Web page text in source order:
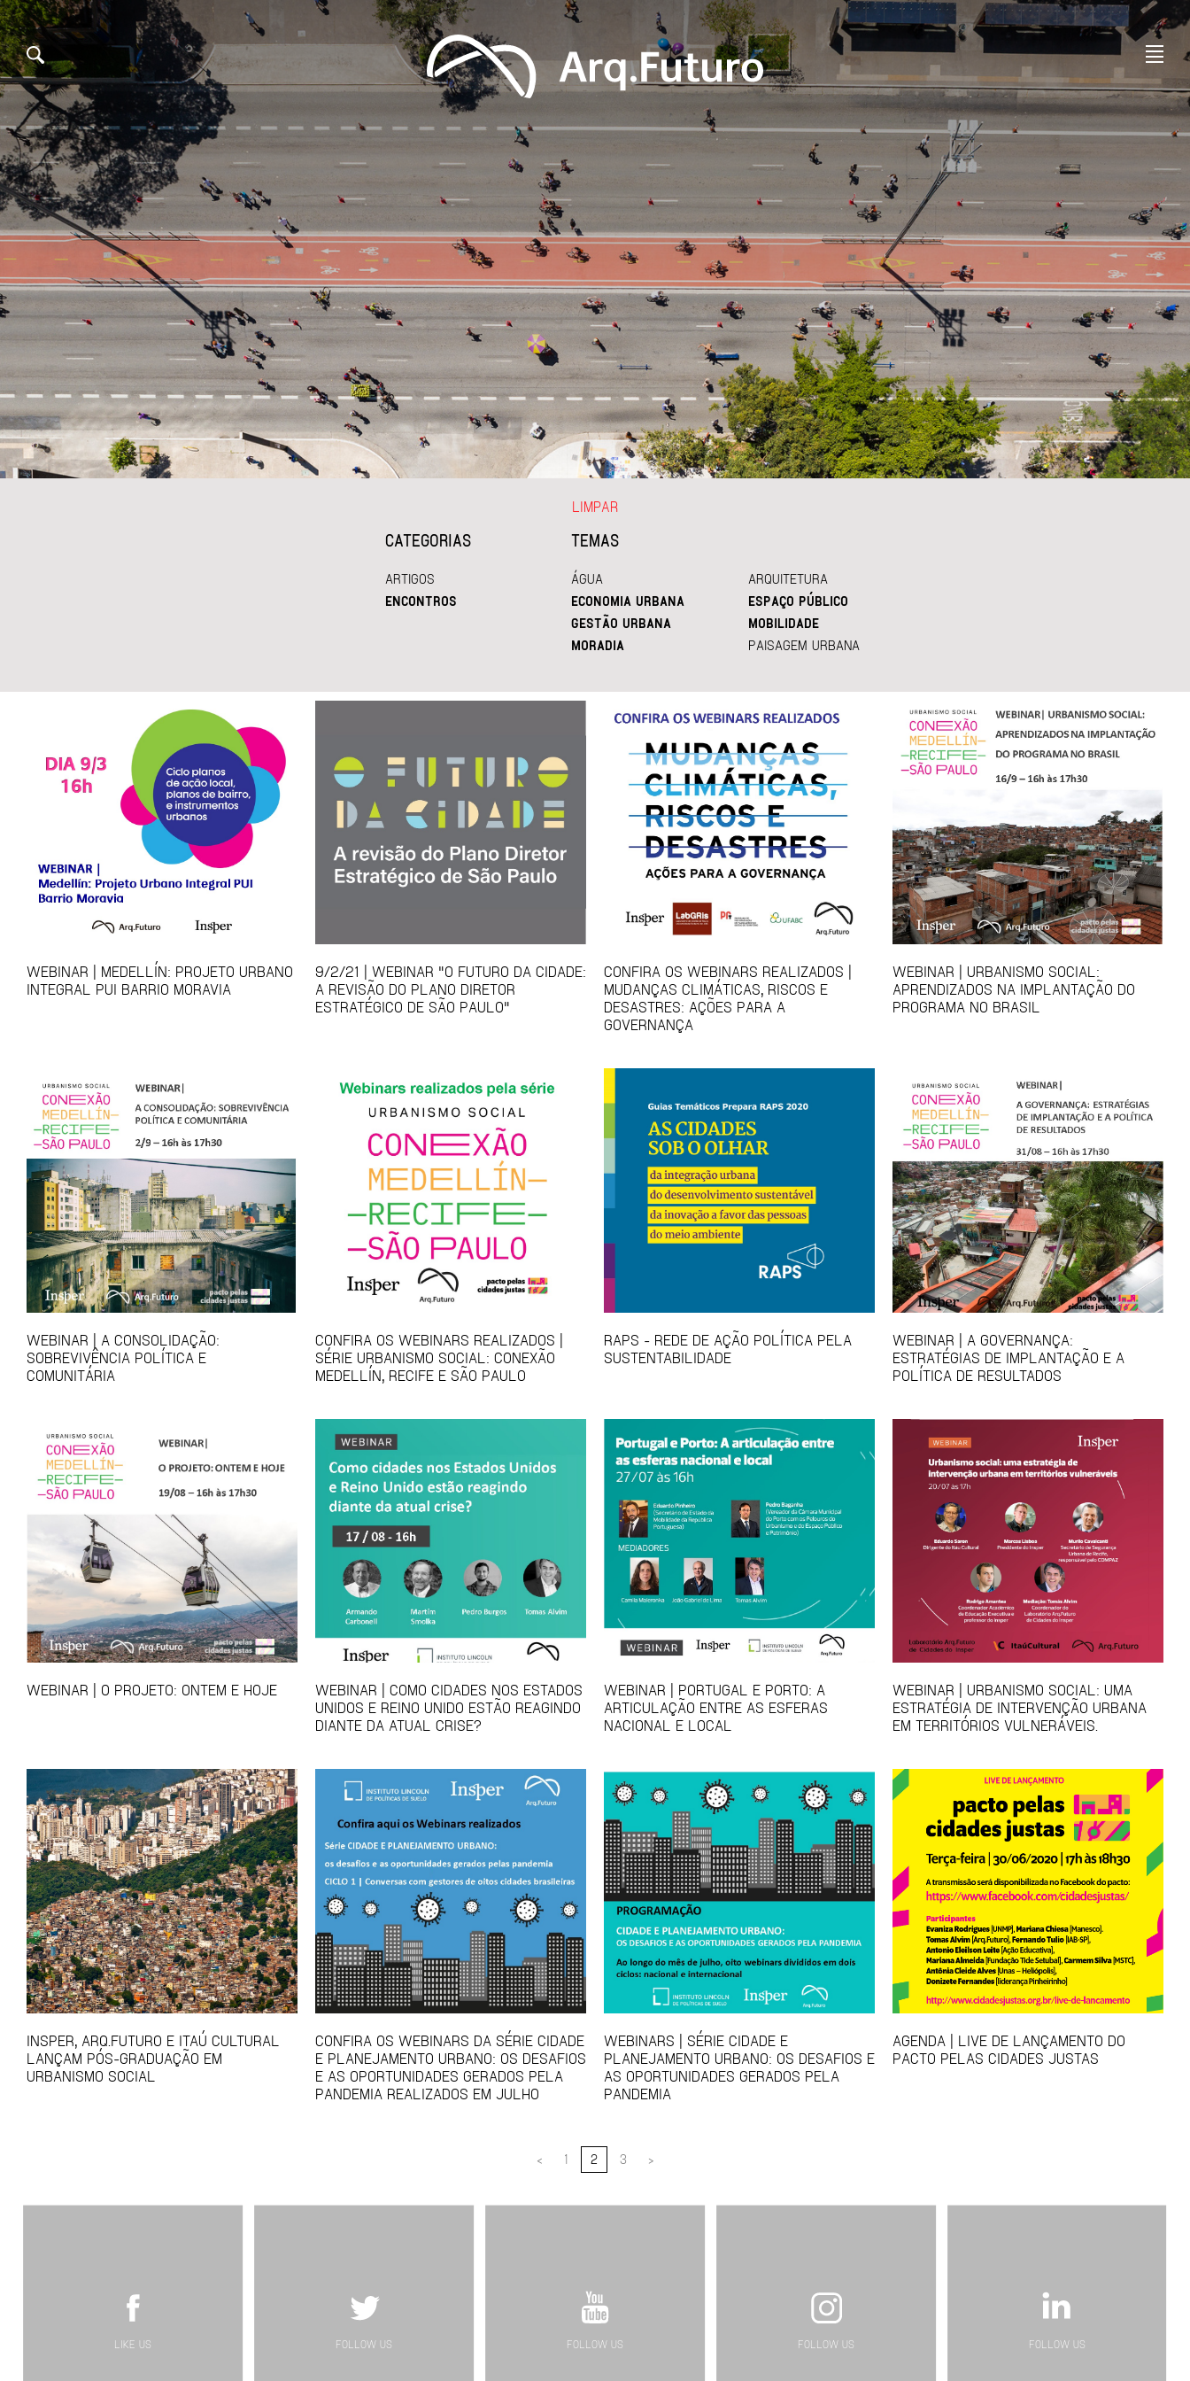
CATEGORIAS
ARTIGOS
ENCONTROS
TEMAS
ÁGUA
ARQUITETURA
ECONOMIA URBANA
ESPAÇO PÚBLICO
GESTÃO URBANA
MOBILIDADE
MORADIA
PAISAGEM URBANA
LIMPAR
WEBINAR | MEDELLÍN: PROJETO URBANO
INTEGRAL PUI BARRIO MORAVIA
9/2/21 | WEBINAR "O FUTURO DA CIDADE:
A REVISÃO DO PLANO DIRETOR
ESTRATÉGICO DE SÃO PAULO"
CONFIRA OS WEBINARS REALIZADOS |
MUDANÇAS CLIMÁTICAS, RISCOS E
DESASTRES: AÇÕES PARA A
GOVERNANÇA
WEBINAR | URBANISMO SOCIAL:
APRENDIZADOS NA IMPLANTAÇÃO DO
PROGRAMA NO BRASIL
WEBINAR | A CONSOLIDAÇÃO:
SOBREVIVÊNCIA POLÍTICA E
COMUNITÁRIA
CONFIRA OS WEBINARS REALIZADOS |
SÉRIE URBANISMO SOCIAL: CONEXÃO
MEDELLÍN, RECIFE E SÃO PAULO
RAPS - REDE DE AÇÃO POLÍTICA PELA
SUSTENTABILIDADE
WEBINAR | A GOVERNANÇA:
ESTRATÉGIAS DE IMPLANTAÇÃO E A
POLÍTICA DE RESULTADOS
WEBINAR | O PROJETO: ONTEM E HOJE
WEBINAR | COMO CIDADES NOS ESTADOS
UNIDOS E REINO UNIDO ESTÃO REAGINDO
DIANTE DA ATUAL CRISE?
WEBINAR | PORTUGAL E PORTO: A
ARTICULAÇÃO ENTRE AS ESFERAS
NACIONAL E LOCAL
WEBINAR | URBANISMO SOCIAL: UMA
ESTRATÉGIA DE INTERVENÇÃO URBANA
EM TERRITÓRIOS VULNERÁVEIS.
INSPER, ARQ.FUTURO E ITAÚ CULTURAL
LANÇAM PÓS-GRADUAÇÃO EM
URBANISMO SOCIAL
CONFIRA OS WEBINARS DA SÉRIE CIDADE
E PLANEJAMENTO URBANO: OS DESAFIOS
E AS OPORTUNIDADES GERADOS PELA
PANDEMIA REALIZADOS EM JULHO
WEBINARS | SÉRIE CIDADE E
PLANEJAMENTO URBANO: OS DESAFIOS E
AS OPORTUNIDADES GERADOS PELA
PANDEMIA
AGENDA | LIVE DE LANÇAMENTO DO
PACTO PELAS CIDADES JUSTAS
< 1 2 3 >
LIKE US FOLLOW US FOLLOW US FOLLOW US FOLLOW US